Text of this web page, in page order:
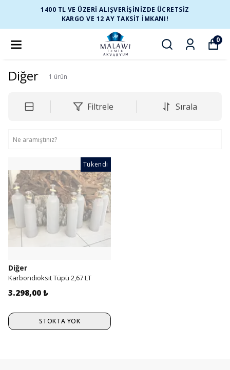
1400 TL VE ÜZERİ ALIŞVERİŞİNİZDE ÜCRETSİZ
KARGO VE 12 AY TAKSİT İMKANI!
0
Diğer 1 ürün
Filtrele Sırala
Tükendi
Diğer
Karbondioksit Tüpü 2,67 LT
3.298,00 ₺
STOKTA YOK